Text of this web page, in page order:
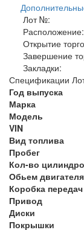
Лот №:
Расположение:
Открытие
Завершение
Закладки:
Спецификации
Год выпуска
Марка
Модель
VIN
Вид топлива
Пробег
Кол-во
Обьем двигателя
Коробка передач
Привод
Диски
Покрышки